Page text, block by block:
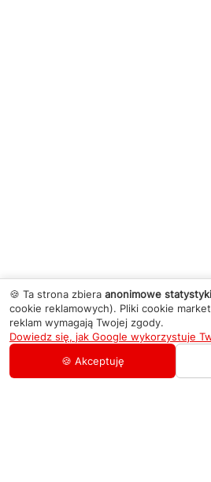
🍪 Ta strona zbiera anonimowe
cookie reklamowych). Pliki cookie
reklam wymagają Twojej zgody.
Dowiedz się, jak Google wykorzystuje
🍪 Akceptuję